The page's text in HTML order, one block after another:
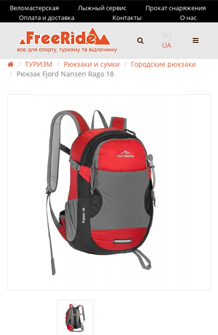
Веломастерская Лыжный сервис
Прокат снаряжения
Оплата и доставка
Контакты О нас
RU
UA
ТУРИЗМ Рюкзаки и сумки
Городские рюкзаки
Рюкзак Fjord Nansen Rago 18